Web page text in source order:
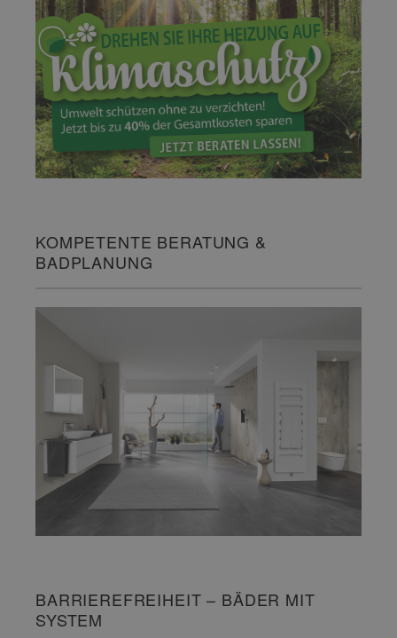
KOMPETENTE BERATUNG &
BADPLANUNG
BARRIEREFREIHEIT – BÄDER MIT
SYSTEM